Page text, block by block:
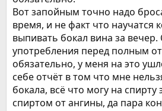
Вот запойным точно надо
время, и не факт что научатся
выпивать бокал вина за
употребления перед полным
обязательно, у меня на это
себе отчёт в том что мне
бокала, всё что могу на спирту
спиртом от ангины, да пара